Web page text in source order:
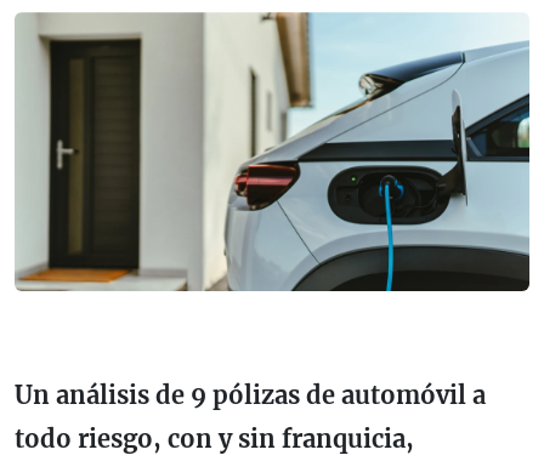
Un análisis de 9 pólizas de automóvil a
todo riesgo, con y sin franquicia,